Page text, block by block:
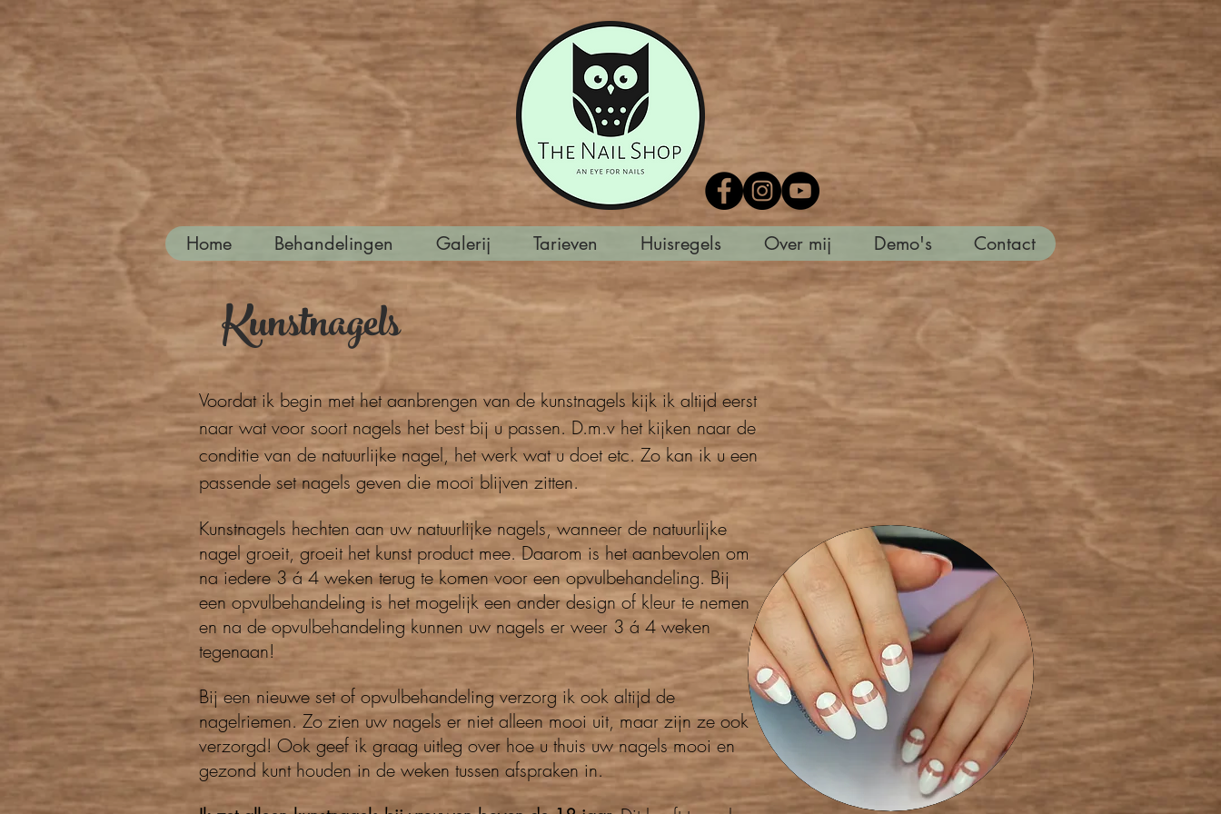
Kunstnagels
Voordat ik begin met het aanbrengen van de kunstnagels kijk ik altijd eerst
naar wat voor soort nagels het best bij u passen. D.m.v het kijken naar de
conditie van de natuurlijke nagel, het werk wat u doet etc. Zo kan ik u een
passende set nagels geven die mooi blijven zitten.
Kunstnagels hechten aan uw natuurlijke nagels, wanneer de natuurlijke
nagel groeit, groeit het kunst product mee. Daarom is het aanbevolen om
na iedere 3 á 4 weken terug te komen voor een opvulbehandeling. Bij
een opvulbehandeling is het mogelijk een ander design of kleur te nemen
en na de opvulbehandeling kunnen uw nagels er weer 3 á 4 weken
tegenaan!
Bij een nieuwe set of opvulbehandeling verzorg ik ook altijd de
nagelriemen. Zo zien uw nagels er niet alleen mooi uit, maar zijn ze ook
verzorgd! Ook geef ik graag uitleg over hoe u thuis uw nagels mooi en
gezond kunt houden in de weken tussen afspraken in.
Home Behandelingen Galerij Tarieven Huisregels Over mij Demo's Contact